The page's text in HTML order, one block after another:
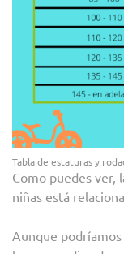
Tabla de estaturas y
Como puedes ver,
niñas está
Aunque